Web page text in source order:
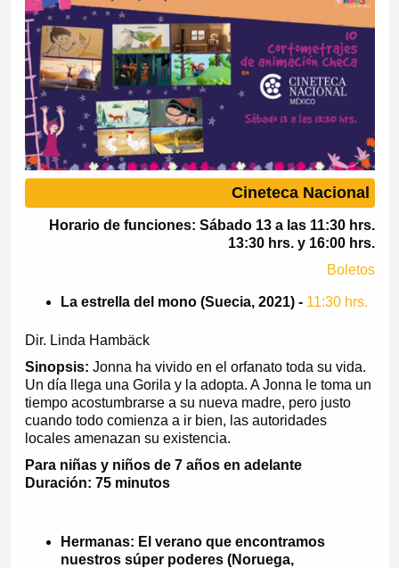
Cineteca Nacional
Horario de funciones: Sábado 13 a las 11:30 hrs.
13:30 hrs. y 16:00 hrs.
Boletos
La estrella del mono (Suecia, 2021) - 11:30 hrs.
Dir. Linda Hambäck
Sinopsis: Jonna ha vivido en el orfanato toda su vida.
Un día llega una Gorila y la adopta. A Jonna le toma un
tiempo acostumbrarse a su nueva madre, pero justo
cuando todo comienza a ir bien, las autoridades
locales amenazan su existencia.
Para niñas y niños de 7 años en adelante
Duración: 75 minutos
Hermanas: El verano que encontramos
nuestros súper poderes (Noruega,